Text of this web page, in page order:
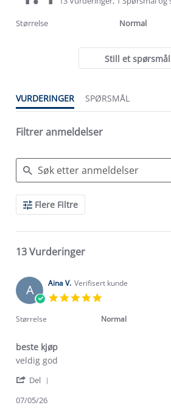
rating
rating
Størrelse Normal
Still et spørsmål
VURDERINGER SPØRSMÅL
Filtrer anmeldelser
Search
ReviewsFlere Filtre
13 Vurderinger
A Aina V. Verifisert kunde
rating
Størrelse Normal
beste kjøp
Review
Aina
on
review
beste
veldig god
Del
07/05/26